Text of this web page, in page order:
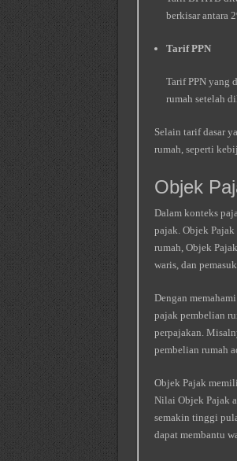
berkisar antara
Tarif PPN
Tarif PPN yang
rumah setelah
Selain tarif dasar
rumah, seperti
Objek
Dalam konteks
pajak. Objek Pajak
rumah, Objek
waris, dan
Dengan
pajak pembelian
perpajakan.
pembelian rumah
Objek Pajak
Nilai Objek Pajak
semakin tinggi
dapat membantu